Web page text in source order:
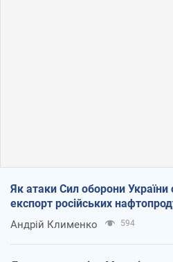
Як атаки Сил оборони України
експорт російських
Андрій Клименко 594